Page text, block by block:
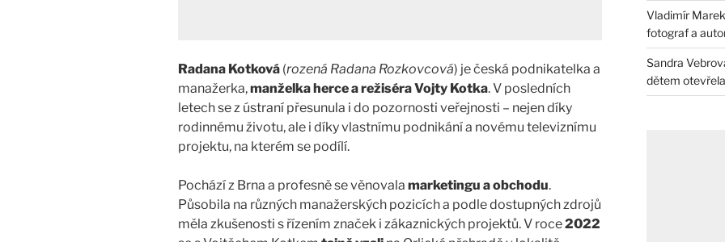
Radana Kotková (rozená Radana Rozkovcová) je česká podnikatelka a
manažerka,manželka herce a režiséra Vojty Kotka. V posledních
letech se z ústraní přesunula i do pozornosti veřejnosti – nejen díky
rodinnému životu, ale i díky vlastnímu podnikání a novému televiznímu
projektu, na kterém se podílí.
Pochází z Brna a profesně se věnovala marketingu a obchodu.
Působila na různých manažerských pozicích a podle dostupných zdrojů
měla zkušenosti s řízením značek i zákaznických projektů. V roce2022
Vladimír
fotograf a
Sandra
dětem